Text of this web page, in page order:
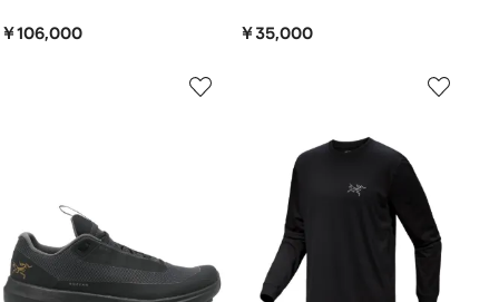
￥106,000 ￥35,000